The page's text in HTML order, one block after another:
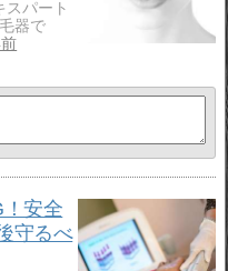
スパート
器で
安全
守るべ